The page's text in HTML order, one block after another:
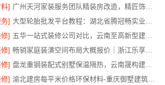
]
]
]
]
]
]